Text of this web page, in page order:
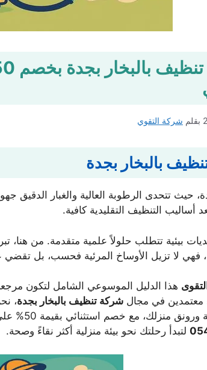
بقلم شركة التقوي
بالبخار بجدة
حيث تتحدى الرطوبة العالية والغبار الدقيق
أساليب التنظيف التقليدية كافية.
بيئية تتطلب حلولاً علمية متقدمة. من هنا،
فهي لا تزيل الأوساخ المرئية فحسب، بل تقضي
هذا الدليل الموسوعي الشامل لتكون مرجعك
معتمدين في مجال شركة تنظيف بالبخار بجدة،
مع خصم استثنائي بقيمة 50% على جميع خدماتنا. اتصل الآن على
لتبدأ رحلتك نحو بيئة منزلية أكثر نقاءً وصحة.